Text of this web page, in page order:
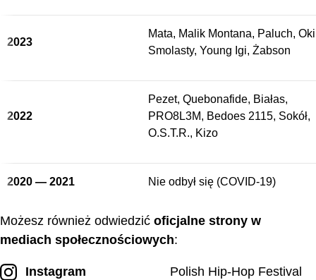
2023
Mata, Malik Montana, Paluch,
Smolasty, Young Igi, Żabson
2022
Pezet, Quebonafide, Białas,
PRO8L3M, Bedoes 2115, Sokół,
O.S.T.R., Kizo
2020 — 2021 Nie odbył się (COVID-19)
Możesz również odwiedzić oficjalne strony w
mediach społecznościowych:
Instagram Polish Hip-Hop Festival